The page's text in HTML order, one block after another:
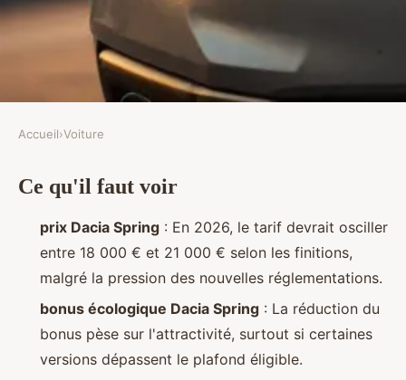
Estimez le coût futur d'une dacia
spring pour 2026
Émeline •10/03/2026 20:52 •10 min de lecture
Accueil›Voiture
Ce qu'il faut voir
prix Dacia Spring : En 2026, le tarif devrait osciller
entre 18 000 € et 21 000 € selon les finitions,
malgré la pression des nouvelles réglementations.
bonus écologique Dacia Spring : La réduction du
bonus pèse sur l'attractivité, surtout si certaines
versions dépassent le plafond éligible.